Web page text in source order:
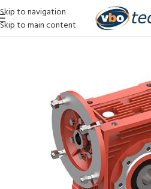
Skip to navigation
Skip to main content